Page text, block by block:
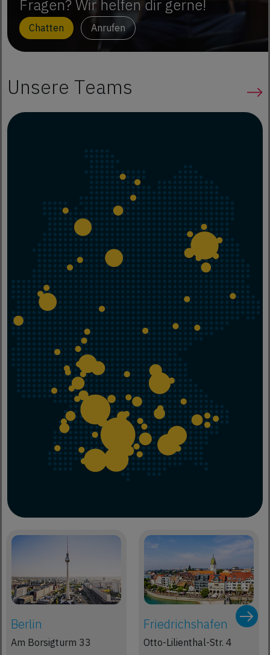
Fragen? Wir helfen dir gerne!
Chatten Anrufen
Unsere Teams
Berlin
Am Borsigturm 33
Friedrichshafen
Otto-Lilienthal-Str. 4